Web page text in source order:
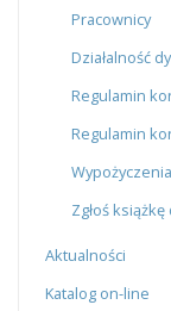
Pracownicy
Działalność
Regulamin
Regulamin
Zgłoś
Aktualności
Katalog on-line